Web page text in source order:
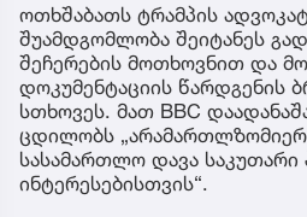
ოთხშაბათს ტრამპის
შუამდგომლობა შეიტანეს
შეჩერების მოთხოვნით და
დოკუმენტაციის წარდგენის
სთხოვეს. მათ BBC
ცდილობს
სასამართლო დავა
ინტერესებისთვის“.